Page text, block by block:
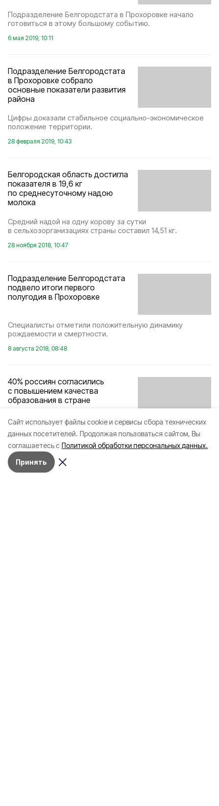
Cайт использует файлы cookie и сервисы сбора технических
данных посетителей. Продолжая пользоваться сайтом, Вы
соглашаетесь с Политикой обработки персональных данных.
Принять
Подразделение Белгородстата в Прохоровке начало
готовиться в этому большому событию.
6 мая 2019, 10:11
Подразделение Белгородстата
в Прохоровке собрало
основные показатели развития
района
Цифры доказали стабильное социально-экономическое
положение территории.
28 февраля 2019, 10:43
Белгородская область достигла
показателя в 19,6 кг
по среднесуточному надою
молока
Средний надой на одну корову за сутки
в сельхозорганизациях страны составил 14,51 кг.
28 ноября 2018, 10:47
Подразделение Белгородстата
подвело итоги первого
полугодия в Прохоровке
Специалисты отметили положительную динамику
рождаемости и смертности.
8 августа 2018, 08:48
40% россиян согласились
с повышением качества
образования в стране
Всероссийский центр изучении общественного мнения
предоставил эти данные.
10 июля 2018, 13:37